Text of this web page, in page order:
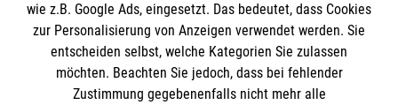
Datenschutz
Kontakt
Die Malteser
Malteser in Deutschland
wie z.B. Google Ads, eingesetzt. Das bedeutet, dass Cookies
zur Personalisierung von Anzeigen verwendet werden. Sie
entscheiden selbst, welche Kategorien Sie zulassen
möchten. Beachten Sie jedoch, dass bei fehlender
Zustimmung gegebenenfalls nicht mehr alle